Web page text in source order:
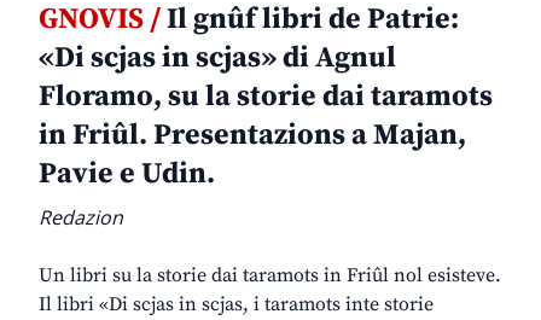
GNOVIS /Il gnûf libri de Patrie:
«Di scjas in scjas» di Agnul
Floramo, su la storie dai taramots
in Friûl. Presentazions a Majan,
Pavie e Udin.
Redazion
Un libri su la storie dai taramots in Friûl nol esisteve.
Il libri «Di scjas in scjas, i taramots inte storie